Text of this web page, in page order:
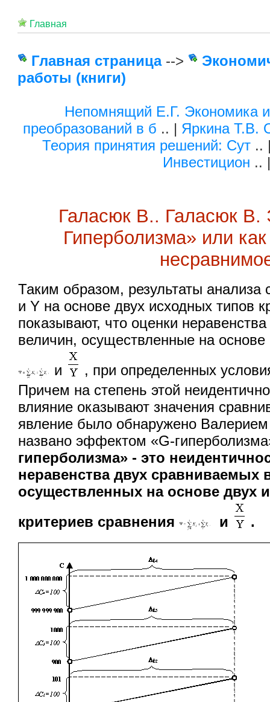
Главная
Главная страница-->
работы (книги)
Непомнящий Е.Г. Экономика
преобразований в б .. | Яркина Т.В.
Теория принятия решений: Сут..
Инвестицион .. |
Галасюк В.. Галасюк
Гиперболизма» или
Таким образом, результаты анализа
и Y на основе двух исходных типов
показывают, что оценки
величин, осуществленные на основе
и
, при определенных
Причем на степень этой
влияние оказывают значения
явление было обнаружено
названо эффектом «G-
гиперболизма» - это
неравенства двух сравниваемых
осуществленных на основе двух
критериев сравнения
и .